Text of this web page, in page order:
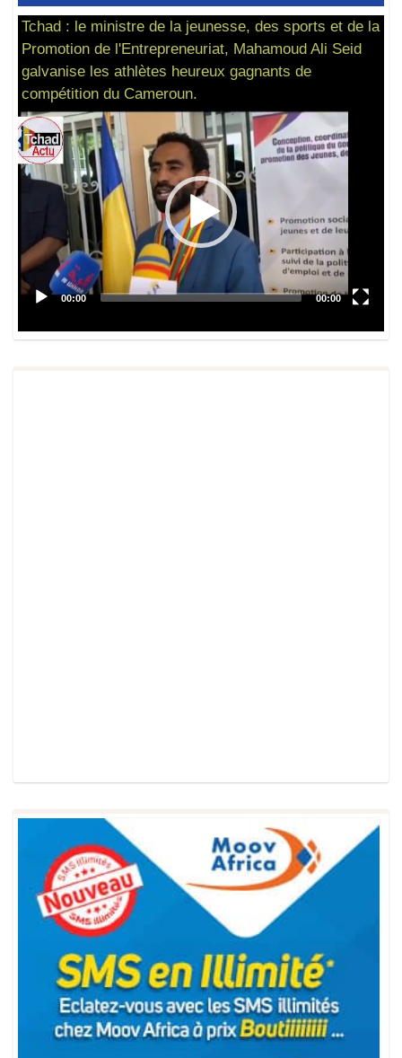
Tchad : le ministre de la jeunesse, des sports et de la
Promotion de l'Entrepreneuriat, Mahamoud Ali Seid
galvanise les athlètes heureux gagnants de
compétition du Cameroun.